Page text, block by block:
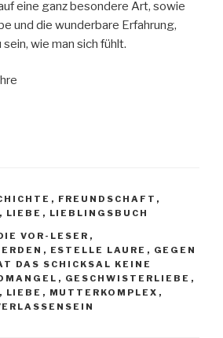
eine ganz besondere Art, sowie
und die wunderbare Erfahrung,
wie man sich fühlt.
, FREUNDSCHAFT ,
, LIEBE , LIEBLINGSBUCH
VOR-LESER ,
, ESTELLE LAURE , GEGEN
DAS SCHICKSAL KEINE
, GESCHWISTERLIEBE ,
, LIEBE , MUTTERKOMPLEX ,